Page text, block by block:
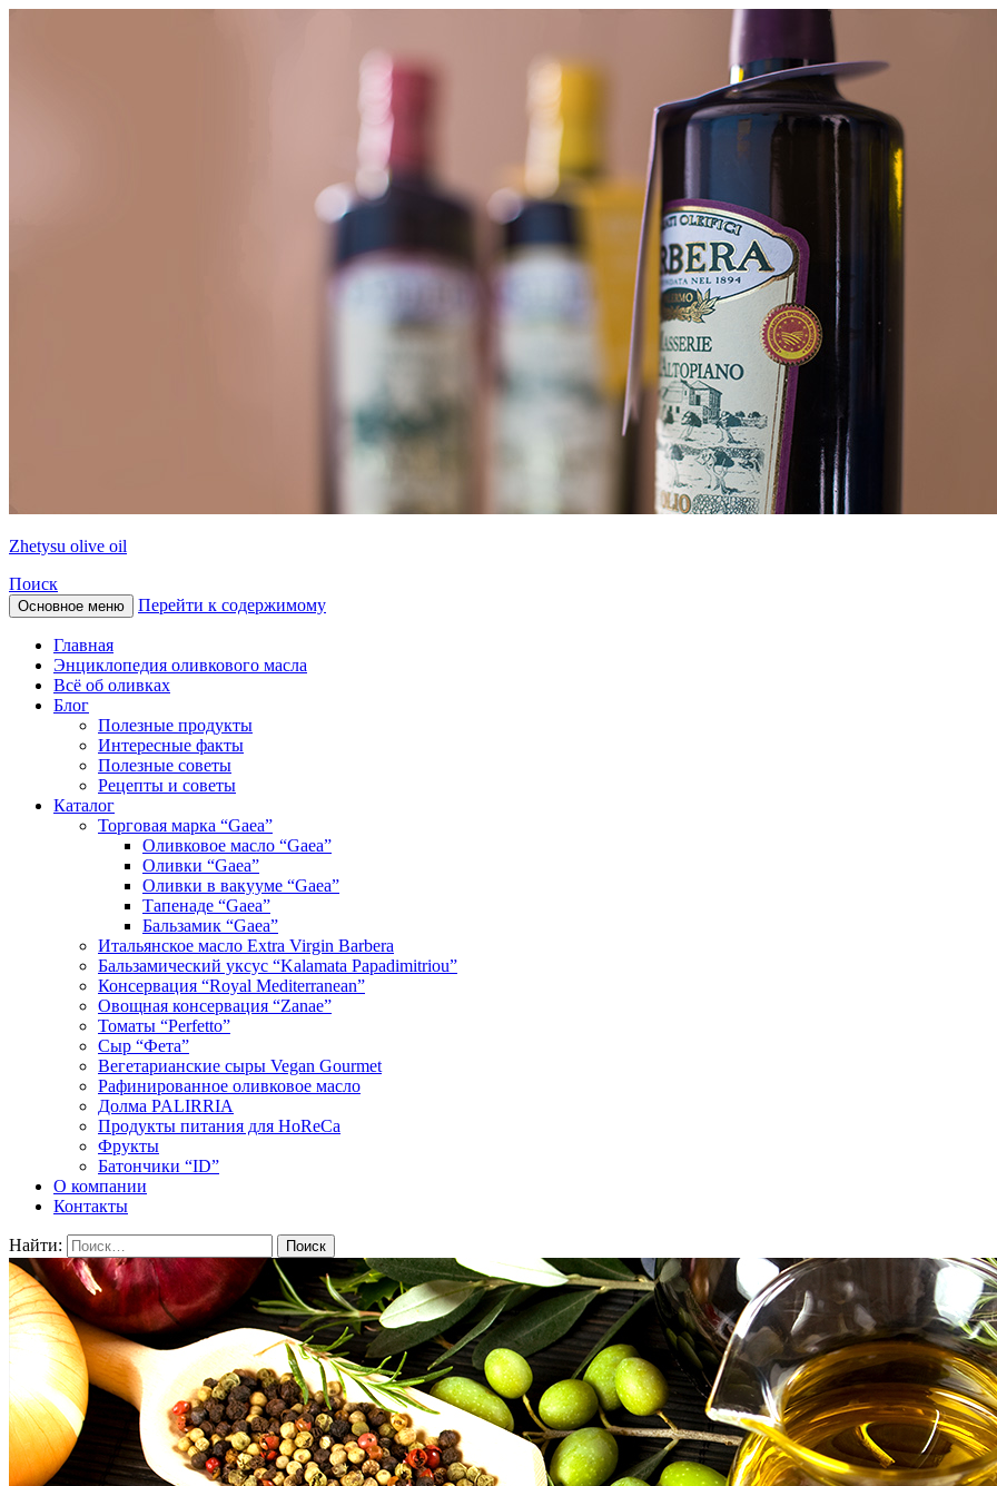
Zhetysu olive oil
Поиск
Основное меню Перейти к содержимому
Главная
Энциклопедия оливкового масла
Всё об оливках
Блог
Полезные продукты
Интересные факты
Полезные советы
Рецепты и советы
Каталог
Торговая марка “Gaea”
Оливковое масло “Gaea”
Оливки “Gaea”
Оливки в вакууме “Gaea”
Тапенаде “Gaea”
Бальзамик “Gaea”
Итальянское масло Extra Virgin Barbera
Бальзамический уксус “Kalamata Papadimitriou”
Консервация “Royal Mediterranean”
Овощная консервация “Zanae”
Томаты “Perfetto”
Сыр “Фета”
Вегетарианские сыры Vegan Gourmet
Рафинированное оливковое масло
Долма PALIRRIA
Продукты питания для HoReCa
Фрукты
Батончики “ID”
О компании
Контакты
Найти: